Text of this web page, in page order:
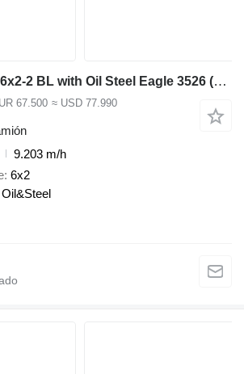
MAN TGS 26.320 6x2-2 BL with Oil Steel Eagle 3526 (35m)
67.500 ≈ USD 77.990
9.203 m/h
6x2
Oil&Steel